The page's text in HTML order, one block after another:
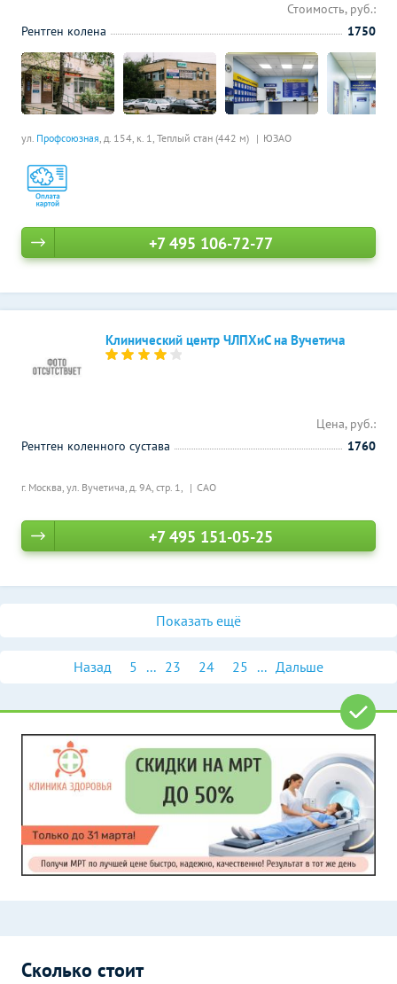
ул. Профсоюзная, д. 154, к. 1, Теплый стан (442 м) ЮЗАО
Стоимость, руб.:
Рентген колена
1750
+7 495 106-72-77
Клинический центр ЧЛПХиС на Вучетича
г. Москва, ул. Вучетича, д. 9А, стр. 1, САО
Цена, руб.:
Рентген коленного сустава
1760
+7 495 151-05-25
Показать ещё
Назад 5 ... 23 24 25 ... Дальше
Сколько стоит